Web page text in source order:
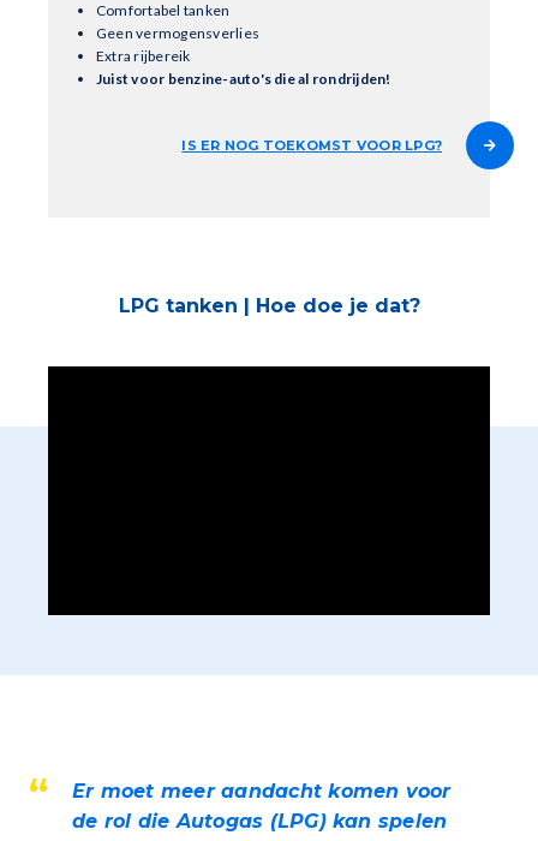
Comfortabel tanken
Geen vermogensverlies
Extra rijbereik
Juist voor benzine-auto's die al rondrijden!
IS ER NOG TOEKOMST VOOR LPG?
LPG tanken | Hoe doe je dat?
Er moet meer aandacht komen voor
de rol die Autogas (LPG) kan spelen